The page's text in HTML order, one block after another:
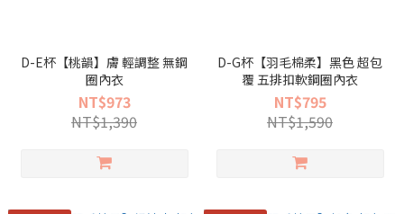
D-E杯【桃韻】膚 輕調整 無鋼
圈內衣
NT$973
NT$1,390
D-G杯【羽毛棉柔】黑色 超包
覆 五排扣軟鋼圈內衣
NT$795
NT$1,590